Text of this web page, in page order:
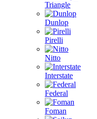
Triangle
Dunlop
Pirelli
Nitto
Interstate
Federal
Foman